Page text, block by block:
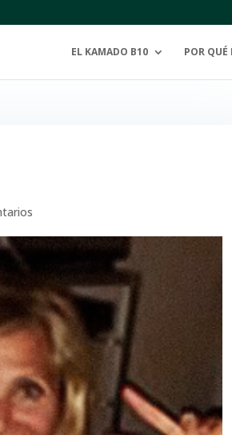
EL KAMADO B10 POR QUÉ